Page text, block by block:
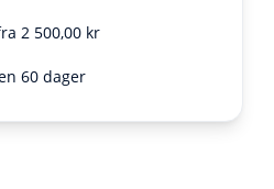
2 500,00 kr
60 dager